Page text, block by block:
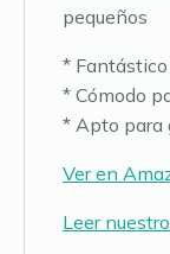
pequeños
*
* Cómodo
* Apto para
Ver en
Leer